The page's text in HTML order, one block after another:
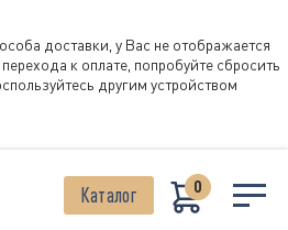
доставки, у Вас не отображается
к оплате, попробуйте сбросить
другим устройством
Каталог 0